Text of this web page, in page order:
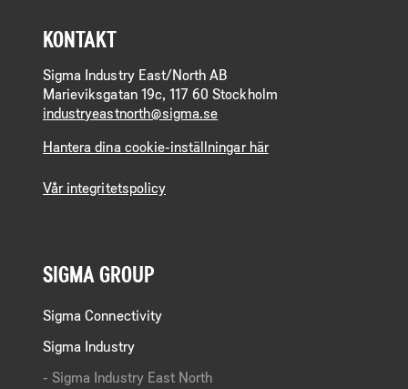
KONTAKT
Sigma Industry East/North AB
Marieviksgatan 19c, 117 60 Stockholm
industryeastnorth@sigma.se
Hantera dina cookie-inställningar här
Vår integritetspolicy
SIGMA GROUP
Sigma Connectivity
Sigma Industry
Sigma Industry East North